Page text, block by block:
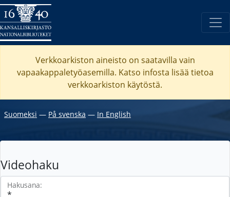
Verkkoarkiston aineisto on saatavilla vain
vapaakappaletyöasemilla. Katso infosta lisää tietoa
verkkoarkiston käytöstä.
Suomeksi ― På svenska ― In English
Videohaku
Hakusana: